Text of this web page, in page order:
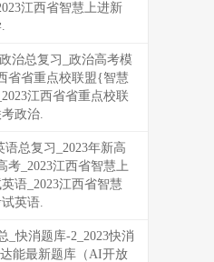
江西省智慧上进新
治总复习_政治高考模
省省重点校联盟{智慧
江西省省重点校联
政治.
语总复习_2023年新高
考_2023江西省智慧上
语_2023江西省智慧
英语.
_快消题库-2_2023快消
能最新题库（AI开放